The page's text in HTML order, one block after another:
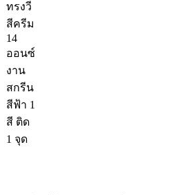
ทรงวี
สีครีม
14
ออนซ์
งาน
สกรีน
สีฟ้า 1
สี ติด
1 จุด